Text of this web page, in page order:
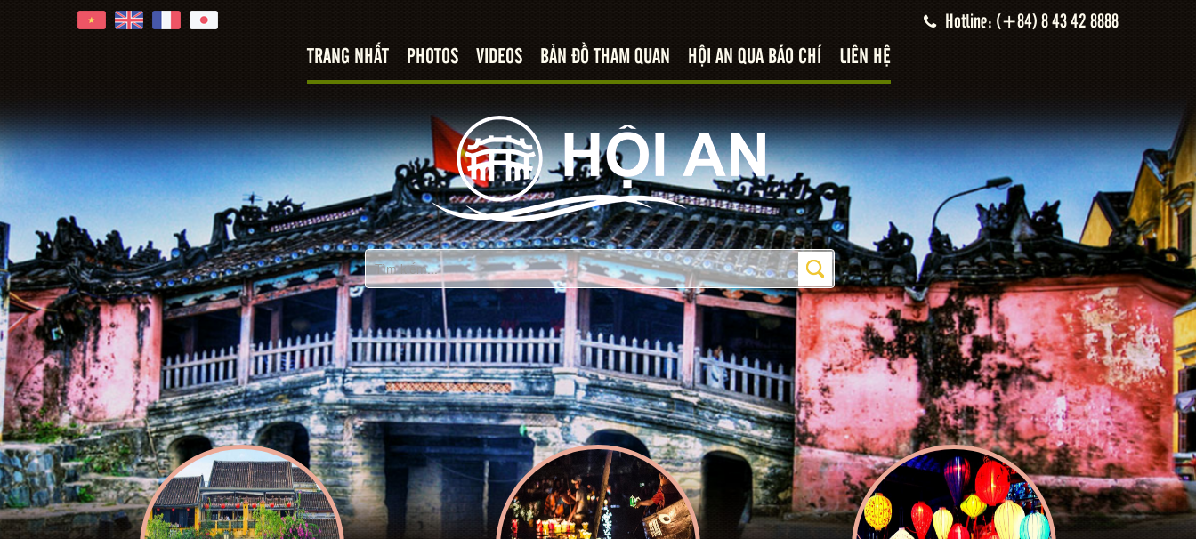
Hotline: (+84) 8 43 42 8888
TRANG NHẤT PHOTOS VIDEOS BẢN ĐỒ THAM QUAN HỘI AN QUA BÁO CHÍ LIÊN HỆ